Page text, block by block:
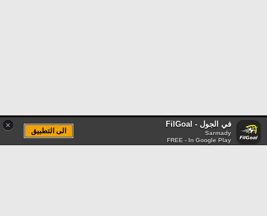
× في الجول - FilGoal
Sarmady
FREE - In Google Play
الى التطبيق